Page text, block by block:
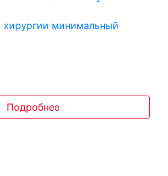
минимальный
Подробнее